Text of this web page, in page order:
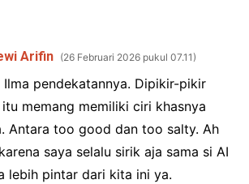
Arifin 26 Februari 2026 pukul 07.11
Ilma pendekatannya. Dipikir-pikir
memang memiliki ciri khasnya
Antara too good dan too salty. Ah
saya selalu sirik aja sama si AI
lebih pintar dari kita ini ya.